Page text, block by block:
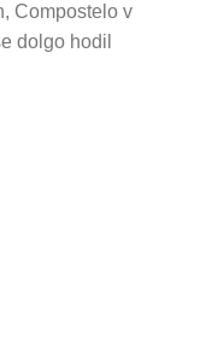
Compostelo v
dolgo hodil